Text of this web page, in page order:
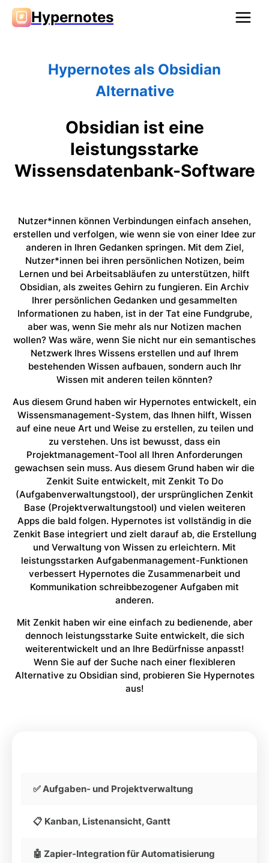
Hypernotes
Hypernotes als Obsidian
Alternative
Obsidian ist eine
leistungsstarke
Wissensdatenbank-Software
Nutzer*innen können Verbindungen einfach ansehen,
erstellen und verfolgen, wie wenn sie von einer Idee zur
anderen in Ihren Gedanken springen. Mit dem Ziel,
Nutzer*innen bei ihren persönlichen Notizen, beim
Lernen und bei Arbeitsabläufen zu unterstützen, hilft
Obsidian, als zweites Gehirn zu fungieren. Ein Archiv
Ihrer persönlichen Gedanken und gesammelten
Informationen zu haben, ist in der Tat eine Fundgrube,
aber was, wenn Sie mehr als nur Notizen machen
wollen? Was wäre, wenn Sie nicht nur ein semantisches
Netzwerk Ihres Wissens erstellen und auf Ihrem
bestehenden Wissen aufbauen, sondern auch Ihr
Wissen mit anderen teilen könnten?
Aus diesem Grund haben wir Hypernotes entwickelt, ein
Wissensmanagement-System, das Ihnen hilft, Wissen
auf eine neue Art und Weise zu erstellen, zu teilen und
zu verstehen. Uns ist bewusst, dass ein
Projektmanagement-Tool all Ihren Anforderungen
gewachsen sein muss. Aus diesem Grund haben wir die
Zenkit Suite entwickelt, mit Zenkit To Do
(Aufgabenverwaltungstool), der ursprünglichen Zenkit
Base (Projektverwaltungstool) und vielen weiteren
Apps die bald folgen. Hypernotes ist vollständig in die
Zenkit Base integriert und zielt darauf ab, die Erstellung
und Verwaltung von Wissen zu erleichtern. Mit
leistungsstarken Aufgabenmanagement-Funktionen
verbessert Hypernotes die Zusammenarbeit und
Kommunikation schreibbezogener Aufgaben mit
anderen.
Mit Zenkit haben wir eine einfach zu bedienende, aber
dennoch leistungsstarke Suite entwickelt, die sich
weiterentwickelt und an Ihre Bedürfnisse anpasst!
Wenn Sie auf der Suche nach einer flexibleren
Alternative zu Obsidian sind, probieren Sie Hypernotes
aus!
✅ Aufgaben- und Projektverwaltung
📋 Kanban, Listenansicht, Gantt
🤖 Zapier-Integration für Automatisierung